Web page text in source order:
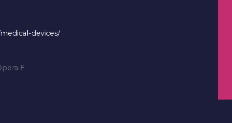
devices/
E